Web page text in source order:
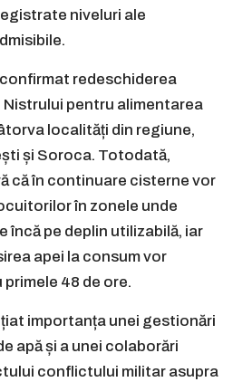
niveluri ale
redeschiderea
Nistrului pentru alimentarea
localități din regiune,
și Soroca. Totodată,
că în continuare cisterne vor
în zonele unde
încă pe deplin utilizabilă, iar
apei la consum vor
48 de ore.
importanța unei gestionări
apă și a unei colaborări
conflictului militar asupra